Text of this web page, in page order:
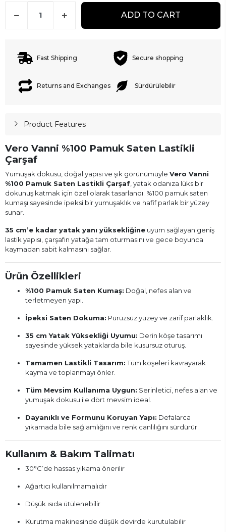
ADD TO CART
Fast Shipping Secure shopping
Returns and Exchanges Sürdürülebilir
Product Features
Vero Vanni %100 Pamuk Saten Lastikli
Çarşaf
Yumuşak dokusu, doğal yapısı ve şık görünümüyle Vero Vanni
%100 Pamuk Saten Lastikli Çarşaf , yatak odanıza lüks bir
dokunuş katmak için özel olarak tasarlandı. %100 pamuk saten
kumaşı sayesinde ipeksi bir yumuşaklık ve hafif parlak bir yüzey
sunar.
35 cm’e kadar yatak yanı yüksekliğine uyum sağlayan geniş
lastik yapısı, çarşafın yatağa tam oturmasını ve gece boyunca
kaymadan sabit kalmasını sağlar.
Ürün Özellikleri
%100 Pamuk Saten Kumaş: Doğal, nefes alan ve
terletmeyen yapı.
İpeksi Saten Dokuma: Pürüzsüz yüzey ve zarif parlaklık.
35 cm Yatak Yüksekliği Uyumu: Derin köşe tasarımı
sayesinde yüksek yataklarda bile kusursuz oturuş.
Tamamen Lastikli Tasarım:Tüm köşeleri kavrayarak
kayma ve toplanmayı önler.
Tüm Mevsim Kullanıma Uygun: Serinletici, nefes alan ve
yumuşak dokusu ile dört mevsim ideal.
Dayanıklı ve Formunu Koruyan Yapı: Defalarca
yıkamada bile sağlamlığını ve renk canlılığını sürdürür.
Kullanım & Bakım Talimatı
30°C’de hassas yıkama önerilir
Ağartıcı kullanılmamalıdır
Düşük ısıda ütülenebilir
Kurutma makinesinde düşük devirde kurutulabilir